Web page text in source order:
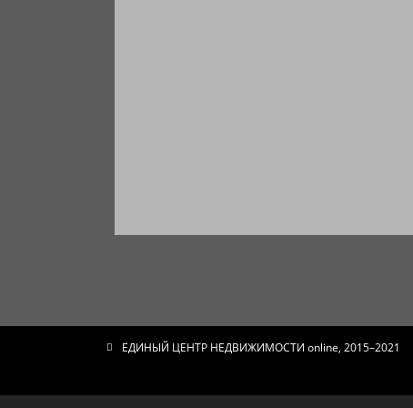
ЕДИНЫЙ ЦЕНТР НЕДВИЖИМОСТИ online, 2015–2021